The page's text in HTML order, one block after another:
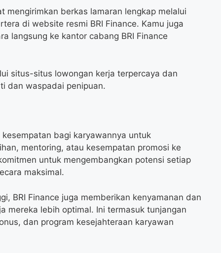
mengirimkan berkas lamaran lengkap melalui
di website resmi BRI Finance. Kamu juga
langsung ke kantor cabang BRI Finance
situs-situs lowongan kerja terpercaya dan
dan waspadai penipuan.
bagi karyawannya untuk
mentoring, atau kesempatan promosi ke
untuk mengembangkan potensi setiap
maksimal.
BRI Finance juga memberikan kenyamanan dan
mereka lebih optimal. Ini termasuk tunjangan
dan program kesejahteraan karyawan